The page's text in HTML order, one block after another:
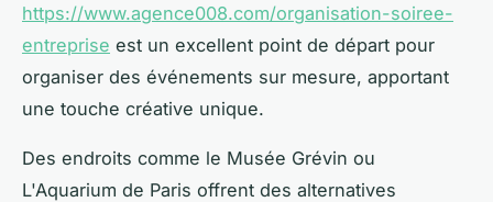
https://www.agence008.com/organisation-soiree-
entreprise est un excellent point de départ pour
organiser des événements sur mesure, apportant
une touche créative unique.
Des endroits comme le Musée Grévin ou
L'Aquarium de Paris offrent des alternatives